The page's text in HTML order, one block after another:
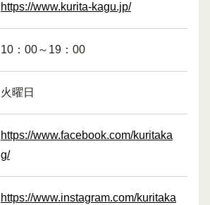
https://www.kurita-kagu.jp/
10：00～19：00
火曜日
https://www.facebook.com/kuritaka
g/
https://www.instagram.com/kuritaka